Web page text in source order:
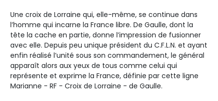
Une croix de Lorraine qui, elle-même, se continue dans
l’homme qui incarne la France libre. De Gaulle, dont la
tête la cache en partie, donne l’impression de fusionner
avec elle. Depuis peu unique président du C.F.L.N. et ayant
enfin réalisé l’unité sous son commandement, le général
apparaît alors aux yeux de tous comme celui qui
représente et exprime la France, définie par cette ligne
Marianne - RF - Croix de Lorraine - de Gaulle.